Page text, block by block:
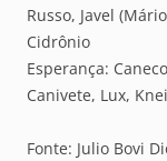
Russo, Javel
Cidrônio
Esperança:
Canivete, Lux,
Fonte: Julio Bovi